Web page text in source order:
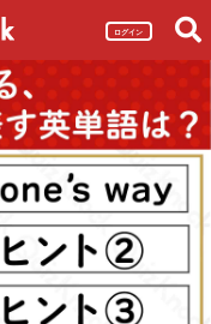
ログイン